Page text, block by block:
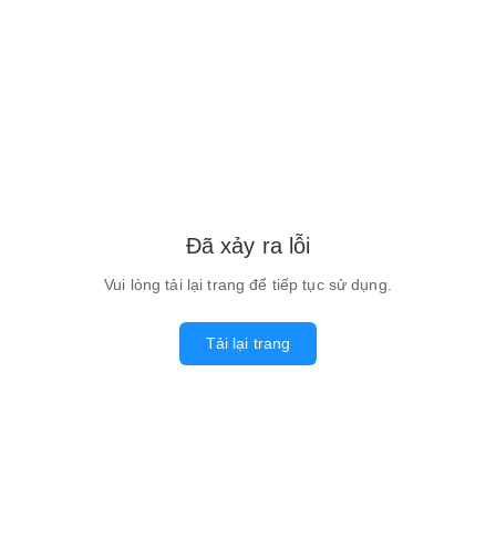
Đã xảy ra lỗi
Vui lòng tải lại trang để tiếp tục sử dụng.
Tải lại trang